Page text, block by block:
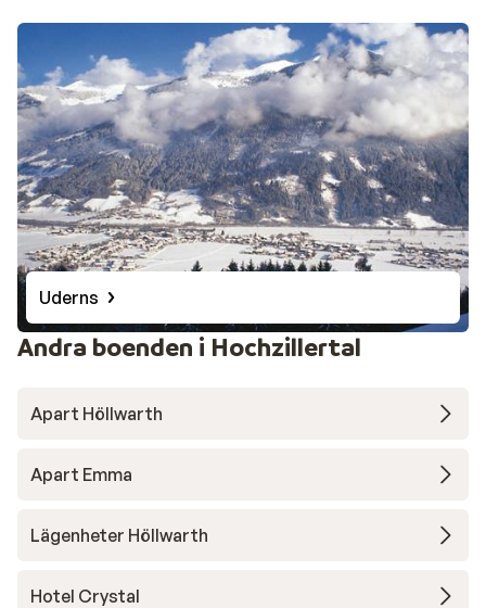
Uderns
Andra boenden i Hochzillertal
Apart Höllwarth
Apart Emma
Lägenheter Höllwarth
Hotel Crystal